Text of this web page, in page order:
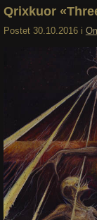
Qrixkuor
Postet 30.10.2016 i